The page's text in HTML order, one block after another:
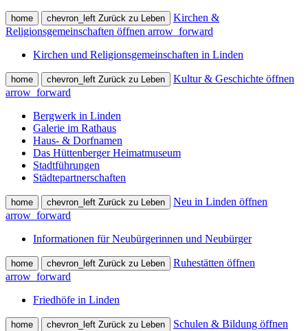
home chevron_left Zurück zu Leben
Kirchen &
Religionsgemeinschaften öffnen arrow_forward
Kirchen und Religionsgemeinschaften in Linden
home chevron_left Zurück zu Leben
Kultur & Geschichte öffnen
arrow_forward
Bergwerk in Linden
Galerie im Rathaus
Haus- & Dorfnamen
Das Hüttenberger Heimatmuseum
Stadtführungen
Städtepartnerschaften
home chevron_left Zurück zu Leben
Neu in Linden öffnen
arrow_forward
Informationen für Neubürgerinnen und Neubürger
home chevron_left Zurück zu Leben
Ruhestätten öffnen
arrow_forward
Friedhöfe in Linden
home chevron_left Zurück zu Leben
Schulen & Bildung öffnen